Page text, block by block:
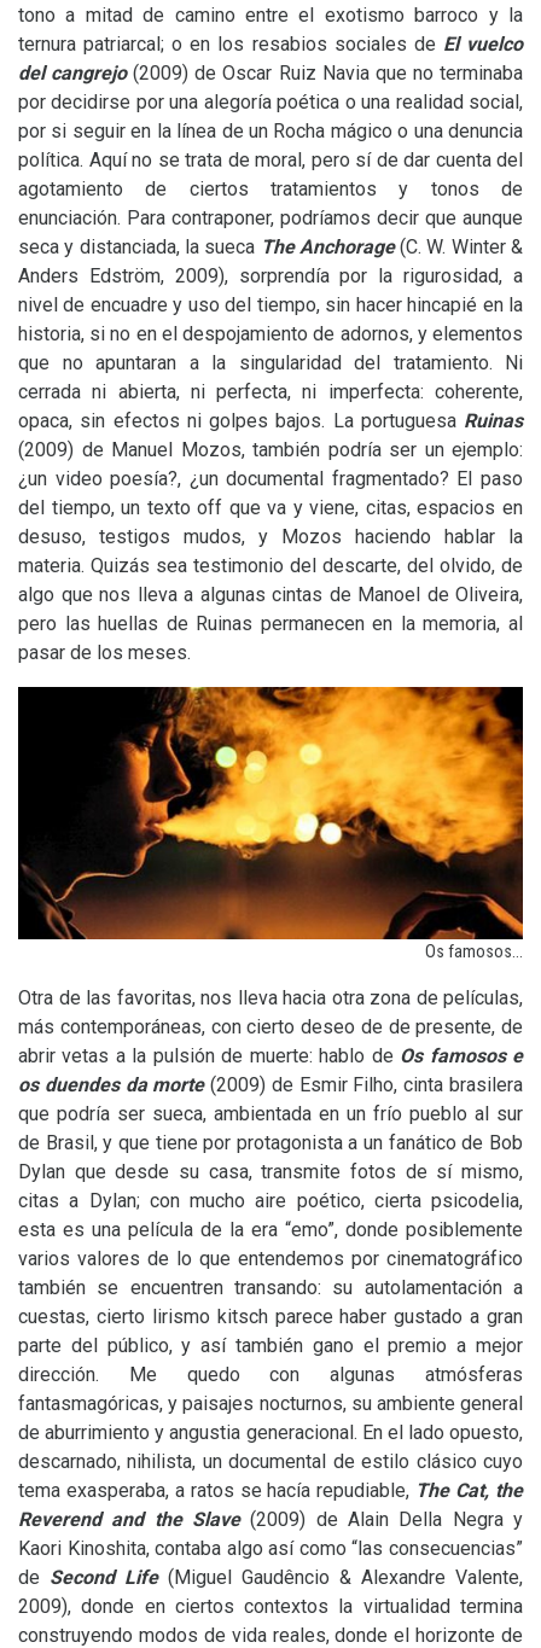
tono a mitad de camino entre el exotismo barroco y la
ternura patriarcal; o en los resabios sociales de El vuelco
del cangrejo(2009) de Oscar Ruiz Navia que no terminaba
por decidirse por una alegoría poética o una realidad social,
por si seguir en la línea de un Rocha mágico o una denuncia
política. Aquí no se trata de moral, pero sí de dar cuenta del
agotamiento de ciertos tratamientos y tonos de
enunciación. Para contraponer, podríamos decir que aunque
seca y distanciada, la sueca The Anchorage(C. W. Winter&
Anders Edström, 2009), sorprendía por la rigurosidad, a
nivel de encuadre y uso del tiempo, sin hacer hincapié en la
historia, si no en el despojamiento de adornos, y elementos
que no apuntaran a la singularidad del tratamiento. Ni
cerrada ni abierta, ni perfecta, ni imperfecta: coherente,
opaca, sin efectos ni golpes bajos. La portuguesa Ruinas
(2009) de Manuel Mozos, también podría ser un ejemplo:
¿un video poesía?, ¿un documental fragmentado? El paso
del tiempo, un texto off que va y viene, citas, espacios en
desuso, testigos mudos, y Mozos haciendo hablar la
materia. Quizás sea testimonio del descarte, del olvido, de
algo que nos lleva a algunas cintas de Manoel de Oliveira,
pero las huellas de Ruinas permanecen en la memoria, al
pasar de los meses.
Os famosos…
Otra de las favoritas, nos lleva hacia otra zona de películas,
más contemporáneas, con cierto deseo de de presente, de
abrir vetas a la pulsión de muerte: hablo de Os famosos e
os duendes da morte(2009) de Esmir Filho, cinta brasilera
que podría ser sueca, ambientada en un frío pueblo al sur
de Brasil, y que tiene por protagonista a un fanático de Bob
Dylan que desde su casa, transmite fotos de sí mismo,
citas a Dylan; con mucho aire poético, cierta psicodelia,
esta es una película de la era “emo”, donde posiblemente
varios valores de lo que entendemos por cinematográfico
también se encuentren transando: su autolamentación a
cuestas, cierto lirismo kitsch parece haber gustado a gran
parte del público, y así también gano el premio a mejor
dirección. Me quedo con algunas atmósferas
fantasmagóricas, y paisajes nocturnos, su ambiente general
de aburrimiento y angustia generacional. En el lado opuesto,
descarnado, nihilista, un documental de estilo clásico cuyo
tema exasperaba, a ratos se hacía repudiable, The Cat, the
Reverend and the Slave(2009) de Alain Della Negra y
Kaori Kinoshita, contaba algo así como “las consecuencias”
de Second Life(Miguel Gaudêncio & Alexandre Valente,
2009), donde en ciertos contextos la virtualidad termina
construyendo modos de vida reales, donde el horizonte de